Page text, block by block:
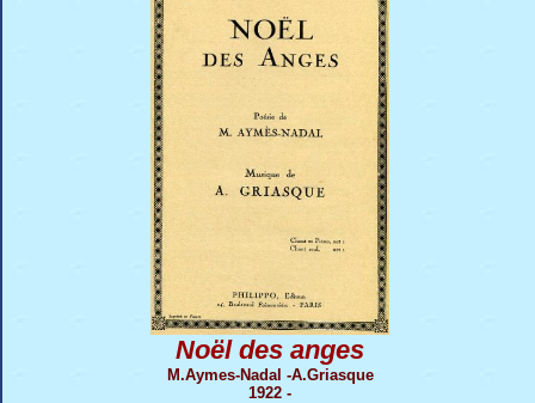
Noël des anges
M.Aymes-Nadal -A.Griasque
1922 -